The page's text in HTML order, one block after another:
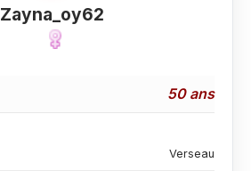
Zayna_oy62
50 ans
Verseau